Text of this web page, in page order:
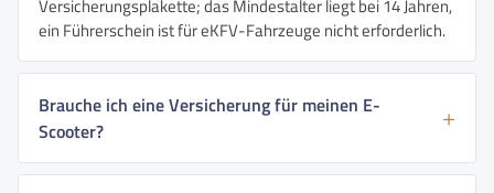
Versicherungsplakette; das Mindestalter liegt bei 14 Jahren,
ein Führerschein ist für eKFV-Fahrzeuge nicht erforderlich.
Brauche ich eine Versicherung für meinen E-
Scooter?